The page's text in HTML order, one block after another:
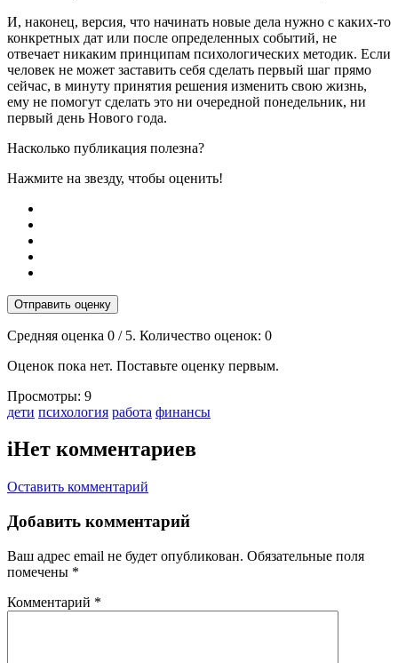
И, наконец, версия, что начинать новые дела нужно с каких-то
конкретных дат или после определенных событий, не
отвечает никаким принципам психологических методик. Если
человек не может заставить себя сделать первый шаг прямо
сейчас, в минуту принятия решения изменить свою жизнь,
ему не помогут сделать это ни очередной понедельник, ни
первый день Нового года.
Насколько публикация полезна?
Нажмите на звезду, чтобы оценить!
Отправить оценку
Средняя оценка 0 / 5. Количество оценок: 0
Оценок пока нет. Поставьте оценку первым.
Просмотры: 9
Тэги:
дети психология работа финансы
iНет комментариев
Оставить комментарий
Добавить комментарий
Ваш адрес email не будет опубликован. Обязательные поля
помечены *
Комментарий *